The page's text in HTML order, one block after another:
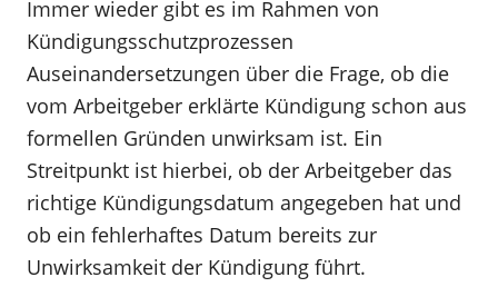
Immer wieder gibt es im Rahmen von
Kündigungsschutzprozessen
Auseinandersetzungen über die Frage, ob die
vom Arbeitgeber erklärte Kündigung schon aus
formellen Gründen unwirksam ist. Ein
Streitpunkt ist hierbei, ob der Arbeitgeber das
richtige Kündigungsdatum angegeben hat und
ob ein fehlerhaftes Datum bereits zur
Unwirksamkeit der Kündigung führt.